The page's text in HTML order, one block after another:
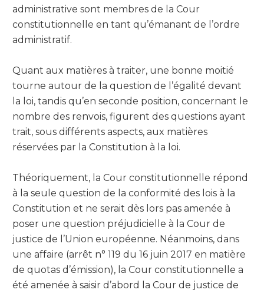
administrative sont membres de la Cour
constitutionnelle en tant qu’émanant de l’ordre
administratif.
Quant aux matières à traiter, une bonne moitié
tourne autour de la question de l’égalité devant
la loi, tandis qu’en seconde position, concernant le
nombre des renvois, figurent des questions ayant
trait, sous différents aspects, aux matières
réservées par la Constitution à la loi.
Théoriquement, la Cour constitutionnelle répond
à la seule question de la conformité des lois à la
Constitution et ne serait dès lors pas amenée à
poser une question préjudicielle à la Cour de
justice de l’Union européenne. Néanmoins, dans
une affaire (arrêt n° 119 du 16 juin 2017 en matière
de quotas d’émission), la Cour constitutionnelle a
été amenée à saisir d’abord la Cour de justice de